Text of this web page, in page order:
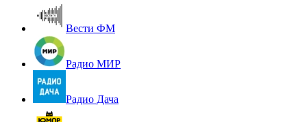
Вести ФМ
Радио МИР
Радио Дача